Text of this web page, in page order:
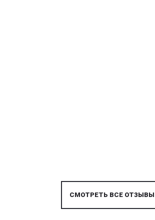
СМОТРЕТЬ ВСЕ ОТЗЫВЫ